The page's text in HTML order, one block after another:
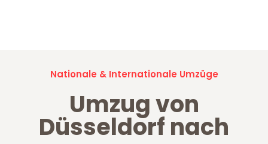
Nationale & Internationale Umzüge
Umzug von
Düsseldorf nach